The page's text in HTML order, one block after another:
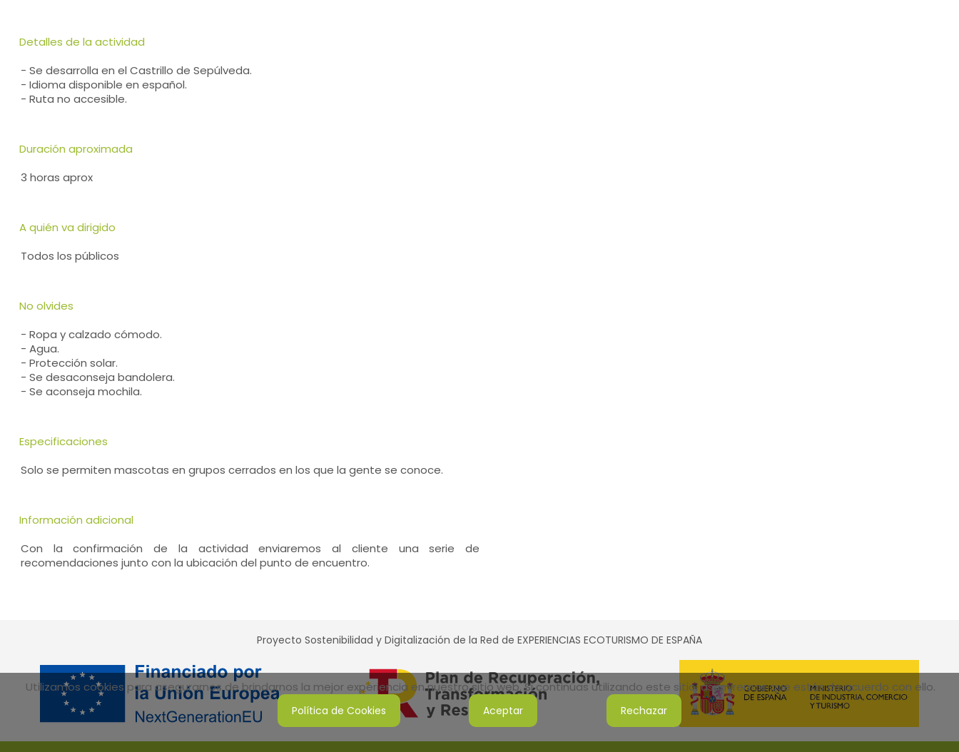
Detalles de la actividad
- Se desarrolla en el Castrillo de Sepúlveda.
- Idioma disponible en español.
- Ruta no accesible.
Duración aproximada
3 horas aprox
A quién va dirigido
Todos los públicos
No olvides
- Ropa y calzado cómodo.
- Agua.
- Protección solar.
- Se desaconseja bandolera.
- Se aconseja mochila.
Especificaciones
Solo se permiten mascotas en grupos cerrados en los que la gente se conoce.
Información adicional
Con la confirmación de la actividad enviaremos al cliente una serie de
recomendaciones junto con la ubicación del punto de encuentro.
Proyecto Sostenibilidad y Digitalización de la Red de EXPERIENCIAS ECOTURISMO DE ESPAÑA
Utilizamos cookies para asegurarnos de brindarnos la mejor experiencia en nuestro sitio web. Si continúas utilizando este sitio, asumiremos que estás de acuerdo con ello.
Política de Cookies Aceptar Rechazar